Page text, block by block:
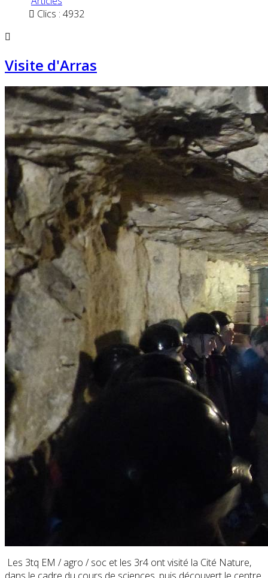
Clics : 4932
Visite d'Arras
Les 3tq EM / agro / soc et les 3r4 ont visité la Cité Nature,